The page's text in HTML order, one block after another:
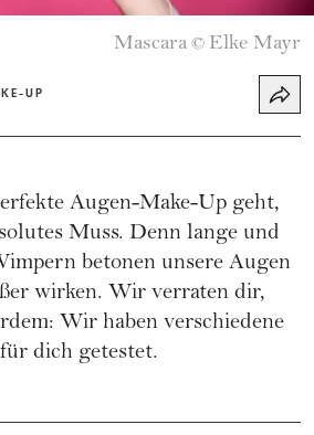
Mascara © Elke Mayr
UP
Augen-Make-Up geht,
Muss. Denn lange und
betonen unsere Augen
wirken. Wir verraten dir,
Wir haben verschiedene
dich getestet.